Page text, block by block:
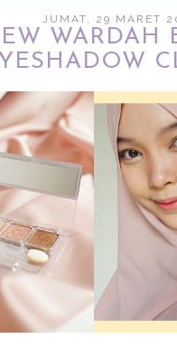
JUMAT, 29 MARET
WARDAH